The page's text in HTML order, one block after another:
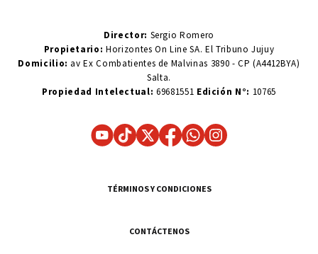
Director: Sergio Romero
Propietario:Horizontes On Line SA. El Tribuno Jujuy
Domicilio: av Ex Combatientes de Malvinas 3890 - CP (A4412BYA)
Salta.
Propiedad Intelectual: 69681551 Edición N°: 10765
TÉRMINOS Y CONDICIONES
CONTÁCTENOS